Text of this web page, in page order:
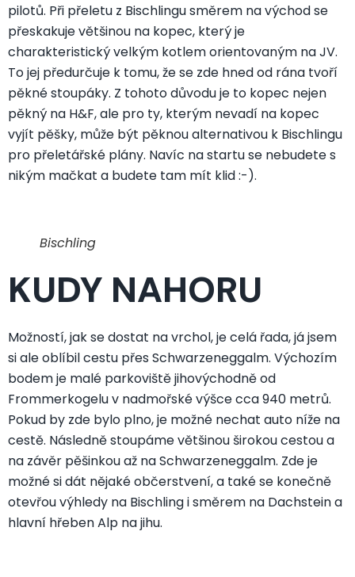
pilotů. Při přeletu z Bischlingu směrem na východ se
přeskakuje většinou na kopec, který je
charakteristický velkým kotlem orientovaným na JV.
To jej předurčuje k tomu, že se zde hned od rána tvoří
pěkné stoupáky. Z tohoto důvodu je to kopec nejen
pěkný na H&F, ale pro ty, kterým nevadí na kopec
vyjít pěšky, může být pěknou alternativou k Bischlingu
pro přeletářské plány. Navíc na startu se nebudete s
nikým mačkat a budete tam mít klid :-).
Bischling
KUDY NAHORU
Možností, jak se dostat na vrchol, je celá řada, já jsem
si ale oblíbil cestu přes Schwarzeneggalm. Výchozím
bodem je malé parkoviště jihovýchodně od
Frommerkogelu v nadmořské výšce cca 940 metrů.
Pokud by zde bylo plno, je možné nechat auto níže na
cestě. Následně stoupáme většinou širokou cestou a
na závěr pěšinkou až na Schwarzeneggalm. Zde je
možné si dát nějaké občerstvení, a také se konečně
otevřou výhledy na Bischling i směrem na Dachstein a
hlavní hřeben Alp na jihu.